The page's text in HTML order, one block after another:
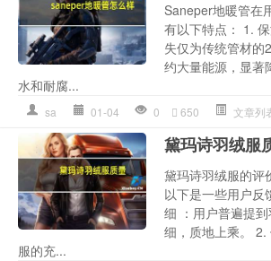
Saneper地暖管在
有以下特点： 1.
失仅为传统管材的
约大量能源，显著
水和耐腐...
sa 01-04 0 650 文章列
黛玛诗羽绒服
黛玛诗羽绒服的评
以下是一些用户反
细 ：用户普遍提
细，质地上乘。
服的充...